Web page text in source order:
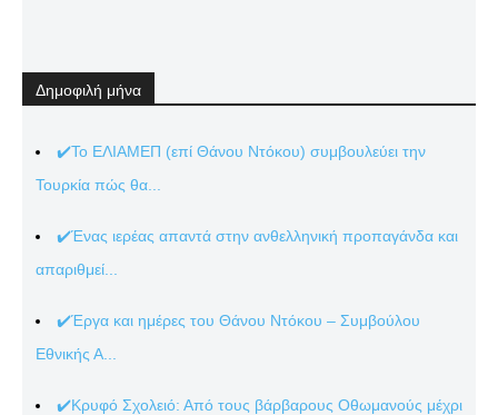
Δημοφιλή μήνα
✔️Το ΕΛΙΑΜΕΠ (επί Θάνου Ντόκου) συμβουλεύει την
Τουρκία πώς θα...
✔️Ένας ιερέας απαντά στην ανθελληνική προπαγάνδα και
απαριθμεί...
✔️Έργα και ημέρες του Θάνου Ντόκου – Συμβούλου
Εθνικής Α...
✔️Κρυφό Σχολειό: Από τους βάρβαρους Οθωμανούς μέχρι